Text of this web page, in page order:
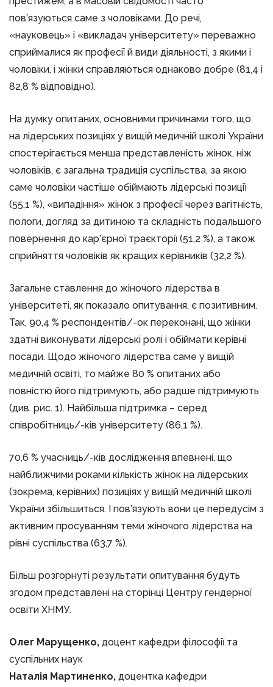
пов’язуються саме з чоловіками. До речі,
«науковець» і «викладач університету» переважно
сприймалися як професії й види діяльності, з якими і
чоловіки, і жінки справляються однаково добре (81,4 і
82,8 % відповідно).
На думку опитаних, основними причинами того, що
на лідерських позиціях у вищій медичній школі України
спостерігається менша представленість жінок, ніж
чоловіків, є загальна традиція суспільства, за якою
саме чоловіки частіше обіймають лідерські позиції
(55,1 %), «випадіння» жінок з професії через вагітність,
пологи, догляд за дитиною та складність подальшого
повернення до кар’єрної траєкторії (51,2 %), а також
сприйняття чоловіків як кращих керівників (32,2 %).
Загальне ставлення до жіночого лідерства в
університеті, як показало опитування, є позитивним.
Так, 90,4 % респондентів/-ок переконані, що жінки
здатні виконувати лідерські ролі і обіймати керівні
посади. Щодо жіночого лідерства саме у вищій
медичній освіті, то майже 80 % опитаних або
повністю його підтримують, або радше підтримують
(див. рис. 1). Найбільша підтримка – серед
співробітниць/-ків університету (86,1 %).
70,6 % учасниць/-ків дослідження впевнені, що
найближчими роками кількість жінок на лідерських
(зокрема, керівних) позиціях у вищій медичній школі
України збільшиться. І пов’язують вони це передусім з
активним просуванням теми жіночого лідерства на
рівні суспільства (63,7 %).
Більш розгорнуті результати опитування будуть
згодом представлені на сторінці Центру гендерної
освіти ХНМУ.
Олег Марущенко, доцент кафедри філософії та
суспільних наук
Наталія Мартиненко, доцентка кафедри